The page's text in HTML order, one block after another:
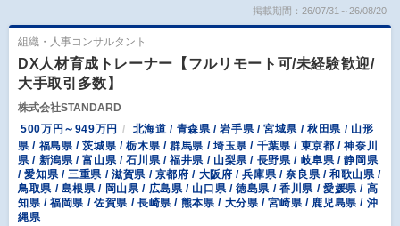
掲載期間：26/07/31～26/08/20
組織・人事コンサルタント
DX人材育成トレーナー【フルリモート可/未経験歓迎/
大手取引多数】
株式会社STANDARD
500万円～949万円
北海道 / 青森県 / 岩手県 / 宮城県 / 秋田県 / 山形
県 / 福島県 / 茨城県 / 栃木県 / 群馬県 / 埼玉県 / 千葉県 / 東京都 / 神奈川
県 / 新潟県 / 富山県 / 石川県 / 福井県 / 山梨県 / 長野県 / 岐阜県 / 静岡県
/ 愛知県 / 三重県 / 滋賀県 / 京都府 / 大阪府 / 兵庫県 / 奈良県 / 和歌山県 /
鳥取県 / 島根県 / 岡山県 / 広島県 / 山口県 / 徳島県 / 香川県 / 愛媛県 / 高
知県 / 福岡県 / 佐賀県 / 長崎県 / 熊本県 / 大分県 / 宮崎県 / 鹿児島県 / 沖
縄県